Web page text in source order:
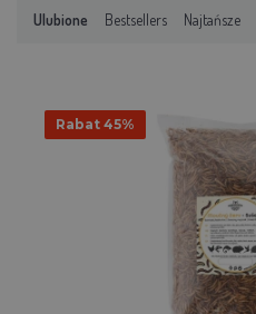
Ulubione Bestsellers Najtańsze
Rabat 45%